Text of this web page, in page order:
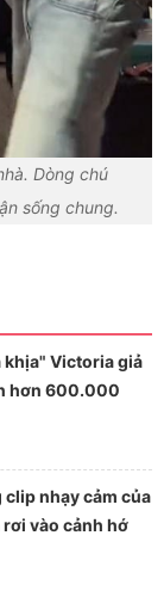
Dòng chú
sống chung.
khịa" Victoria giả
hơn 600.000
nhạy cảm của
vào cảnh hớ